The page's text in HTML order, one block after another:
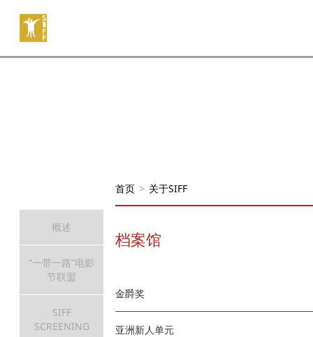
概述
“一带一路”电影
节联盟
SIFF
SCREENING
首页 > 关于SIFF
档案馆
金爵奖
亚洲新人单元